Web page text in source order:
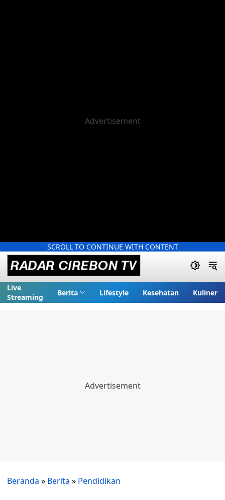
SCROLL TO CONTINUE WITH CONTENT
Live
Streaming
Berita Lifestyle Kesehatan Kuliner
Beranda » Berita » Pendidikan